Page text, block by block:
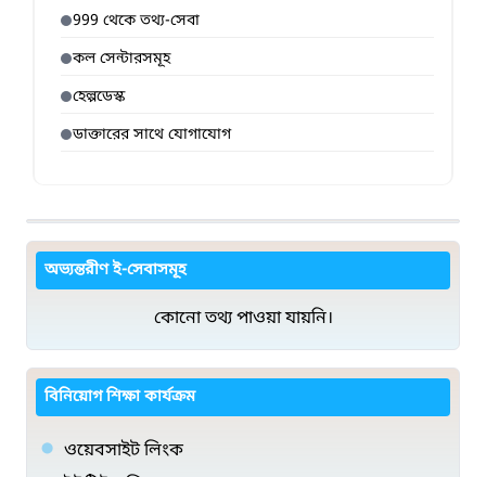
999 থেকে তথ্য-সেবা
কল সেন্টারসমূহ
হেল্পডেস্ক
ডাক্তারের সাথে যোগাযোগ
অভ্যন্তরীণ ই-সেবাসমূহ
কোনো তথ্য পাওয়া যায়নি।
বিনিয়োগ শিক্ষা কার্যক্রম
ওয়েবসাইট লিংক